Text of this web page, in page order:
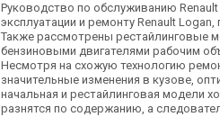
Руководство по обслуживанию
эксплуатации и ремонту Renault
Также рассмотрены рестайлинговые
бензиновыми двигателями рабочим
Несмотря на схожую технологию
значительные изменения в кузове,
начальная и рестайлинговая модели
разнятся по содержанию, а